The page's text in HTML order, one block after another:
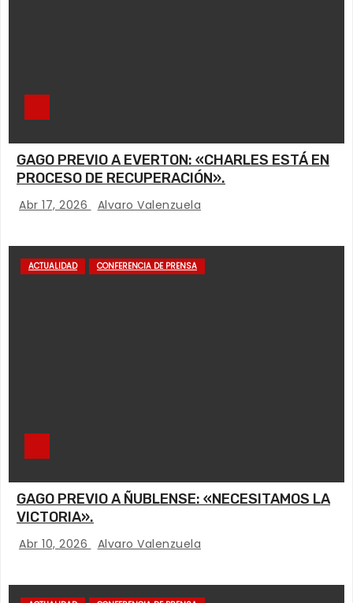
GAGO PREVIO A EVERTON: «CHARLES ESTÁ EN
PROCESO DE RECUPERACIÓN».
Abr 17, 2026 Alvaro Valenzuela
ACTUALIDAD CONFERENCIA DE PRENSA
GAGO PREVIO A ÑUBLENSE: «NECESITAMOS LA
VICTORIA».
Abr 10, 2026 Alvaro Valenzuela